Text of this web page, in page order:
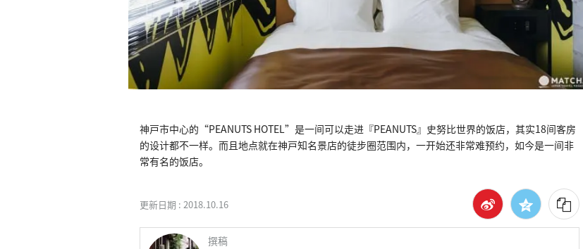
神戸市中心的“PEANUTS HOTEL”是一间可以走进『PEANUTS』史努比世界的饭店，其实18间客房
的设计都不一样。而且地点就在神戸知名景店的徒步圈范围内，一开始还非常难预约，如今是一间非
常有名的饭店。
更新日期 : 2018.10.16
撰稿